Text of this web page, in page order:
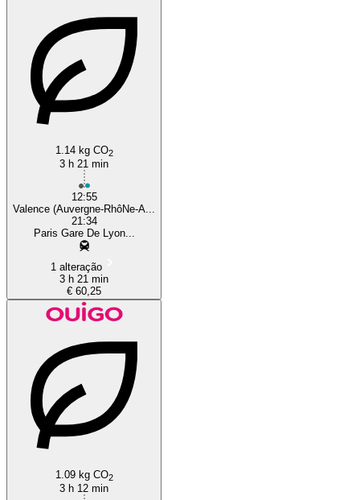
1.14 kg CO2
3 h 21 min
12:55
Valence (Auvergne-RhôNe-A...
21:34
Paris Gare De Lyon...
1 alteração
3 h 21 min
€ 60,25
1.09 kg CO2
3 h 12 min